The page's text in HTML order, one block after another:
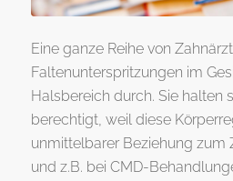
Eine ganze Reihe von
Faltenunterspritzungen im
Halsbereich durch. Sie halten
berechtigt, weil diese
unmittelbarer Beziehung zum
und z.B. bei CMD-